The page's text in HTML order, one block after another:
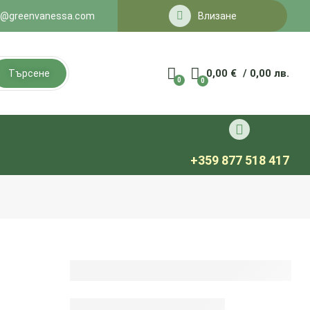
Влизане
Търсене
0 0
0,00 € / 0,00 лв.
+359 877 518 417